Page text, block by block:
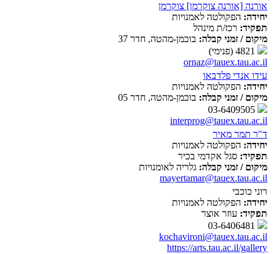
אורנה [אורנה צוקרמן] צוקרמן
יחידה: הפקולטה לאמנויות
תפקיד: רכז/ת מינהל
מיקום / זמני קבלה: בוכמן-מהטה, חדר 37
ornaz@tauex.tau.ac.il
עידו אנדי פלדבאו
יחידה: הפקולטה לאמנויות
מיקום / זמני קבלה: בוכמן-מהטה, חדר 05
interprog@tauex.tau.ac.il
ד"ר תמר מאיר
יחידה: הפקולטה לאמנויות
תפקיד: סגל אקדמי בכיר
מיקום / זמני קבלה: גלריה לאומנויות
mayertamar@tauex.tau.ac.il
רוני כוכבי
יחידה: הפקולטה לאמנויות
תפקיד: עוזר אוצר
kochavironi@tauex.tau.ac.il
https://arts.tau.ac.il/gallery